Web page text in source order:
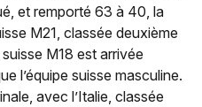
et remporté 63 à 40, la
M21, classée deuxième
M18 est arrivée
l’équipe suisse masculine.
avec l’Italie, classée